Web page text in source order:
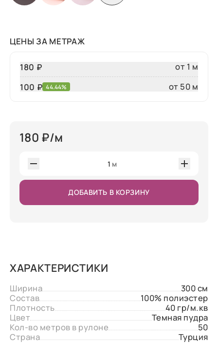
ЦЕНЫ ЗА МЕТРАЖ
180 ₽
от 1 м
100 ₽ 44.44% от 50 м
180 ₽/м
1 м
ДОБАВИТЬ В КОРЗИНУ
ХАРАКТЕРИСТИКИ
Ширина
300 см
Состав
100% полиэстер
Плотность
40 гр/м.кв
Цвет
Темная пудра
Кол-во метров в рулоне
50
Страна
Турция